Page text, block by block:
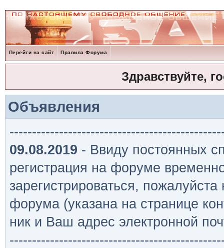
Перейти на сайт Правила Форума
Здравствуйте,
Объявления
09.08.2019 - Ввиду постоянных
регистрация на форуме
зарегистрироваться,
форума (указана на странице
ник и Ваш адрес электронной